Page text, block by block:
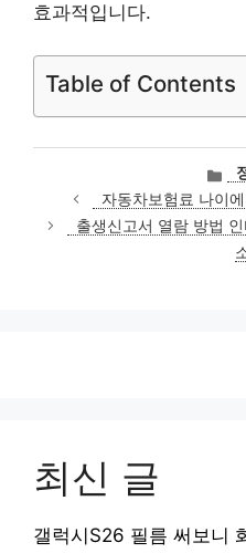
효과적입니다.
Table of Contents
카
테
고
리
자동차보험료 나이
출생신고서 열람 방법
최신 글
갤럭시S26 필름 써보니